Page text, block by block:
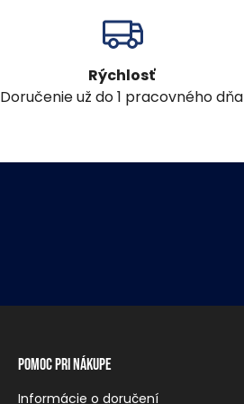
Rýchlosť
Doručenie už do 1 pracovného dňa
Pomoc pri nákupe
Informácie o doručení